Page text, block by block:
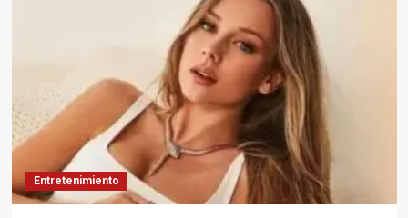
Entretenimiento